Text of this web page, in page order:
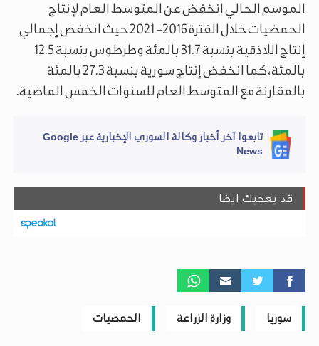
الموسم الحالي انخفض عن المتوسط العام لإنتاج
الحمضيات خلال الفترة 2016- 2021 حيث انخفض إجمالي
إنتاج اللاذقية بنسبة 31.7 بالمئة وطرطوس بنسبة 12.5
بالمئة، كما انخفض إنتاج سورية بنسبة 27.3 بالمئة
بالمقارنة مع المتوسط العام للسنوات الخمس الماضية.
تابعوا آخر أخبار وكالة السوري الإخبارية عبر Google
News
قد يعجبك ايضا
سوريا وزارة الزراعة الحمضيات